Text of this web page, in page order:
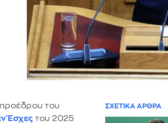
του
Έσχες του 2025
ΣΧΕΤΙΚΑ ΑΡΘΡΑ